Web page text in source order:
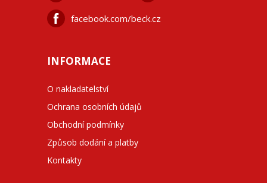
facebook.com/beck.cz
INFORMACE
O nakladatelství
Ochrana osobních údajů
Obchodní podmínky
Způsob dodání a platby
Kontakty